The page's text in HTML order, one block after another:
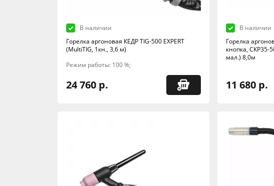
В наличии
Горелка аргоновая КЕДР TIG-500 EXPERT
(MultiTIG, 1кн., 3,6 м)
Режим работы: 100 %;
24 760 р.
В наличии
Горелка
кнопка, СКР35-
мал.) 8,0м
11 680 р.